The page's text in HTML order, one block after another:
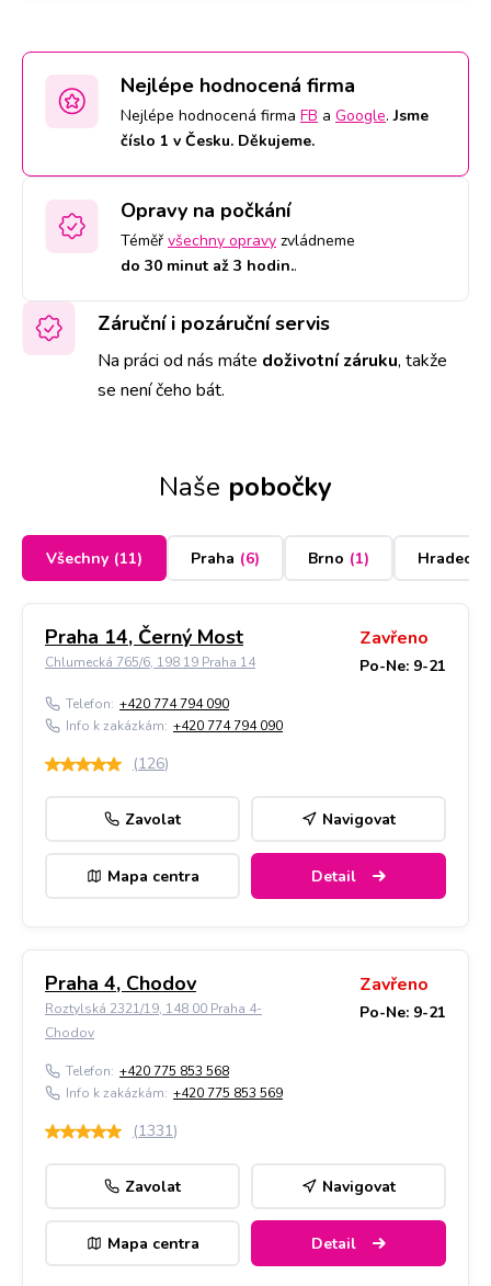
Nejlépe hodnocená firma
Nejlépe hodnocená firma FB a Google.Jsme
číslo 1 v Česku. Děkujeme.
Opravy na počkání
Téměř všechny opravy zvládneme
do 30 minut až 3 hodin..
Záruční i pozáruční servis
Na práci od nás máte doživotní záruku, takže
se není čeho bát.
Naše pobočky
Všechny (11) Praha (6) Brno (1) Hradec
Praha 14, Černý Most
Chlumecká 765/6, 198 19 Praha 14
Zavřeno
Po-Ne: 9-21
Telefon: +420 774 794 090
Info k zakázkám: +420 774 794 090
(126)
Zavolat Navigovat
Mapa centra Detail
Praha 4, Chodov
Roztylská 2321/19, 148 00 Praha 4-
Chodov
Zavřeno
Po-Ne: 9-21
Telefon: +420 775 853 568
Info k zakázkám: +420 775 853 569
(1331)
Zavolat Navigovat
Mapa centra Detail